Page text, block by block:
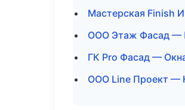
Мастерская Finish
ООО Этаж Фасад —
ГК Pro Фасад —
ООО Line Проект —